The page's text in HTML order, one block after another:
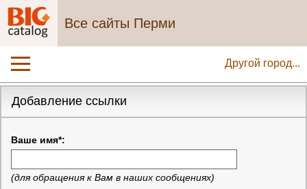
Все сайты Перми
Другой город...
Добавление ссылки
Ваше имя*:
(для обращения к Вам в наших сообщениях)